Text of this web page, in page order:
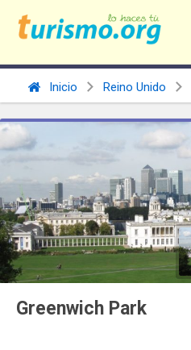
Inicio Reino Unido
Greenwich Park